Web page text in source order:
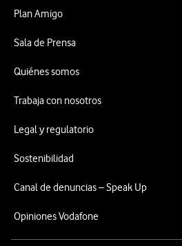
Plan Amigo
Sala de Prensa
Quiénes somos
Trabaja con nosotros
Legal y regulatorio
Sostenibilidad
Canal de denuncias – Speak Up
Opiniones Vodafone